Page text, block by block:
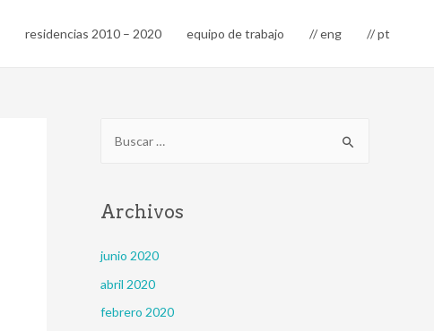
residencias 2010 – 2020 equipo de trabajo // eng // pt
c
r
:
Archivos
junio 2020
abril 2020
febrero 2020